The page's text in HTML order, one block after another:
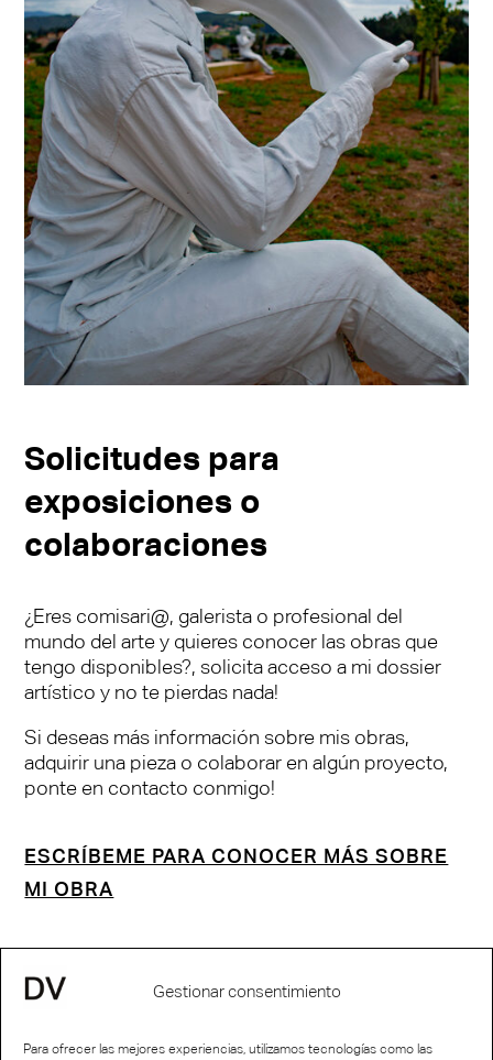
Gestionar consentimiento
Para ofrecer las mejores experiencias, utilizamos tecnologías como las
Solicitudes para
exposiciones o
colaboraciones
¿Eres comisari@, galerista o profesional del
mundo del arte y quieres conocer las obras que
tengo disponibles?, solicita acceso a mi dossier
artístico y no te pierdas nada!
Si deseas más información sobre mis obras,
adquirir una pieza o colaborar en algún proyecto,
ponte en contacto conmigo!
ESCRÍBEME PARA CONOCER MÁS SOBRE
MI OBRA